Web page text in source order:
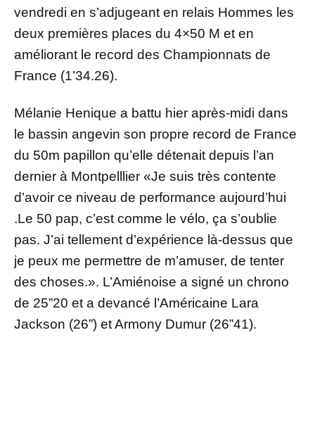
vendredi en s’adjugeant en relais Hommes les
deux premières places du 4×50 M et en
améliorant le record des Championnats de
France (1’34.26).
Mélanie Henique a battu hier après-midi dans
le bassin angevin son propre record de France
du 50m papillon qu’elle détenait depuis l’an
dernier à Montpelllier «Je suis très contente
d’avoir ce niveau de performance aujourd’hui
.Le 50 pap, c’est comme le vélo, ça s’oublie
pas. J’ai tellement d’expérience là-dessus que
je peux me permettre de m’amuser, de tenter
des choses.». L’Amiénoise a signé un chrono
de 25”20 et a devancé l’Américaine Lara
Jackson (26”) et Armony Dumur (26”41).